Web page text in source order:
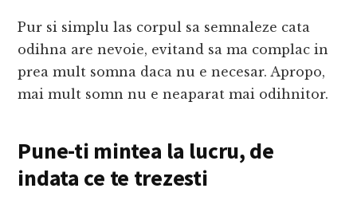
Pur si simplu las corpul sa semnaleze cata
odihna are nevoie, evitand sa ma complac in
prea mult somna daca nu e necesar. Apropo,
mai mult somn nu e neaparat mai odihnitor.
Pune-ti mintea la lucru, de
indata ce te trezesti